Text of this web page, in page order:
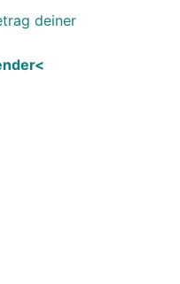
deiner